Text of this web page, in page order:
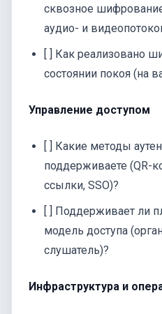
сквозное
аудио- и
[ ] Как реализовано
состоянии покоя (на
Управление доступом
[ ] Какие методы
поддерживаете (QR-
ссылки, SSO)?
[ ] Поддерживает ли
модель доступа
слушатель)?
Инфраструктура и